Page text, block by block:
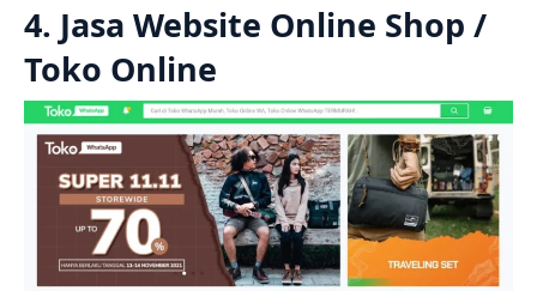
4. Jasa Website Online Shop /
Toko Online